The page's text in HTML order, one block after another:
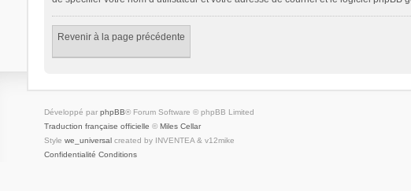
Revenir à la page précédente
Développé par phpBB® Forum Software © phpBB Limited
Traduction française officielle © Miles Cellar
Style we_universalcreated by INVENTEA & v12mike
Confidentialité Conditions